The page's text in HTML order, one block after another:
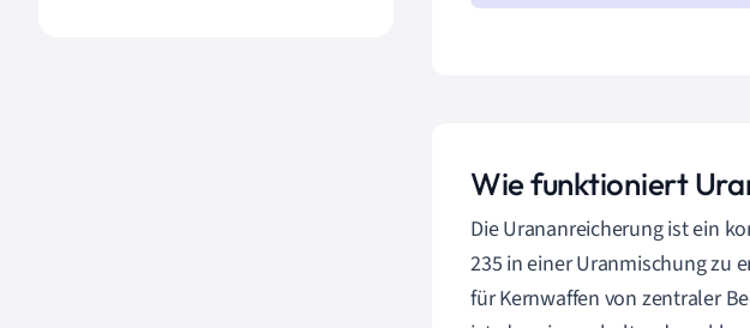
Wie funktioniert
Die Urananreicherung ist ein
235 in einer Uranmischung zu
für Kernwaffen von zentraler